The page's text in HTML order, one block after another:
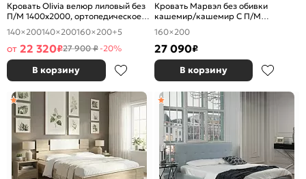
Кровать Olivia велюр лиловый без
П/М 1400x2000, ортопедическое
основание, изголовье мягкое
140×200140×200160×200+5
от 22 320₽27 900 ₽-20%
В корзину
Кровать Марвэл без обивки
кашемир/кашемир С П/М
1600x2000, ортопедическое
основание, изголовье жесткое
160×200
27 090₽
В корзину